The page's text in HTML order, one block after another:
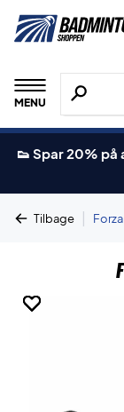
MENU
Søg
👟 Spar 20% på
Tilbage | Forza